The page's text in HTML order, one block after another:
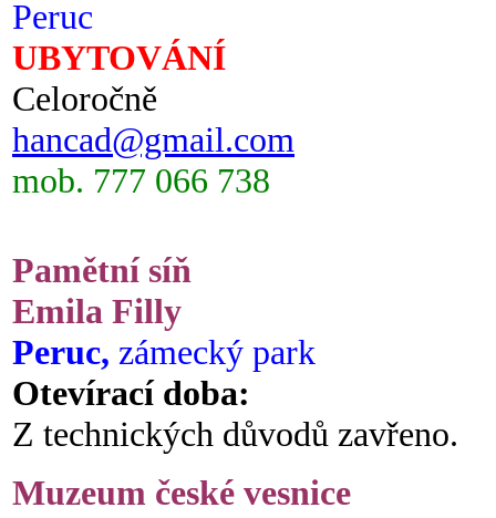
Peruc
UBYTOVÁNÍ
Celoročně
hancad@gmail.com
mob. 777 066 738
Pamětní síň
Emila Filly
Peruc, zámecký park
Otevírací doba:
Z technických důvodů zavřeno.
Muzeum české vesnice